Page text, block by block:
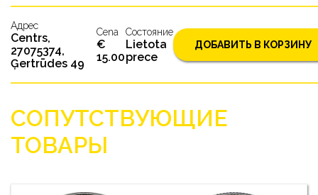
Адрес
Centrs,
27075374,
Ģertrūdes 49
Cena
€
15.00
Состояниe
Lietota
prece
ДОБАВИТЬ В КОРЗИНУ
СОПУТСТВУЮЩИЕ
ТОВАРЫ